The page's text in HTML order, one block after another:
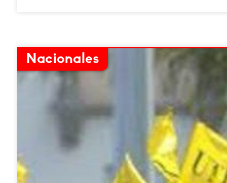
Nacionales